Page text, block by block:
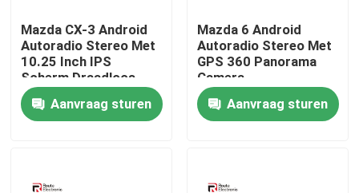
Thuis
Over ons
Mazda CX-3 Android
Autoradio Stereo Met
10.25 Inch IPS
Scherm Draadloos
Carplay
Aanvraag sturen
Mazda 6 Android
Autoradio Stereo Met
GPS 360 Panorama
Camera
Aanvraag sturen